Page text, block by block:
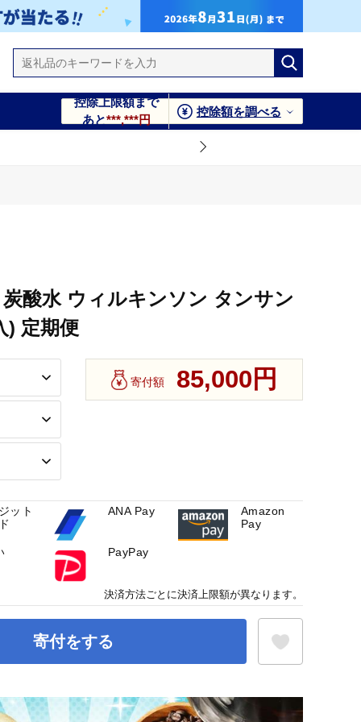
控除上限額まで
あと***,***円
控除額を調べる
酸水 ウィルキンソン タンサン
) 定期便
寄付額 85,000円
寄付をする
ット
ANA Pay
Amazon
Pay
PayPay
決済方法ごとに決済上限額が異なります。